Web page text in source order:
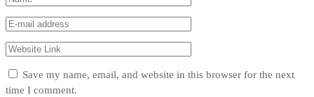
Save my name, email, and website in this browser for the next
time I comment.